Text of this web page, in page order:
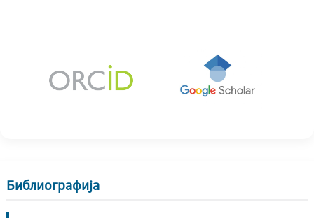
Библиографија